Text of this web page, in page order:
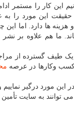
این کار را مستمر
حقیقت این مورد را
ها دارد. اما این
ما هم علاوه بر نشر
طیف گسترده از
کسب وکارها در عرصه
در این مورد درگیر
توانند به سایت